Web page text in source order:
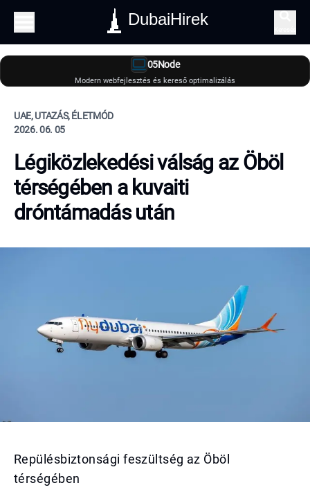
DubaiHirek
05Node
Modern webfejlesztés és kereső optimalizálás
UAE, UTAZÁS, ÉLETMÓD
2026. 06. 05
Légiközlekedési válság az Öböl
térségében a kuvaiti
dróntámadás után
Repülésbiztonsági feszültség az Öböl
térségében